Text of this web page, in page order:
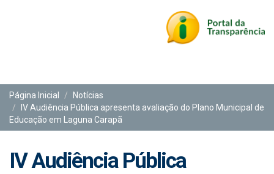
Página Inicial
Notícias
IV Audiência Pública apresenta avaliação do Plano Municipal de
Educação em Laguna Carapã
IV Audiência Pública